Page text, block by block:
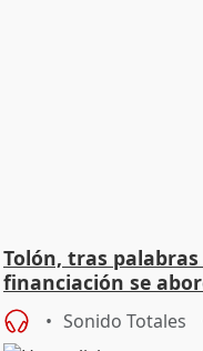
Tolón, tras
financiación se
Sonido Totales